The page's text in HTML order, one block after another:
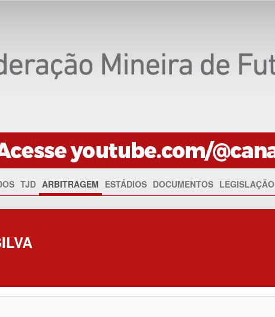
TJD ARBITRAGEM ESTÁDIOS DOCUMENTOS LEGISLAÇÃO